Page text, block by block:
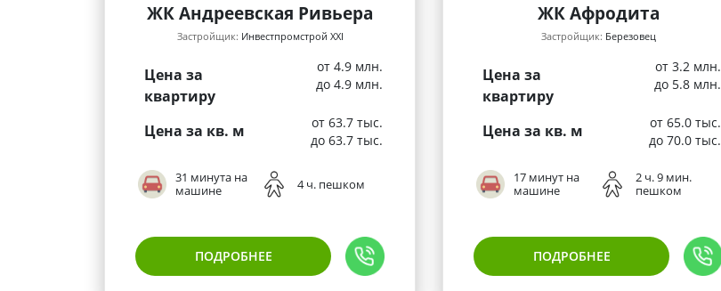
ЖК Андреевская Ривьера
Застройщик: Инвестпромстрой XXI
Цена за
квартиру
от 4.9 млн.
до 4.9 млн.
Цена за кв. м
от 63.7 тыс.
до 63.7 тыс.
31 минута на
машине
4 ч. пешком
ПОДРОБНЕЕ
ЖК Афродита
Застройщик: Березовец
Цена за
квартиру
от 3.2 млн.
до 5.8 млн.
Цена за кв. м
от 65.0 тыс.
до 70.0 тыс.
17 минут на
машине
2 ч. 9 мин.
пешком
ПОДРОБНЕЕ